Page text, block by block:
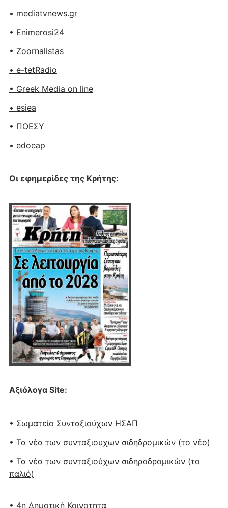
• mediatvnews.gr
• Enimerosi24
• Zoornalistas
• e-tetRadio
• Greek Media on line
• esiea
• ΠΟΕΣΥ
• edoeap
Οι εφημερίδες της Κρήτης:
Αξιόλογα Site:
• Σωματείο Συνταξιούχων ΗΣΑΠ
• Τα νέα των συνταξιουχων σιδηδρομικών (το νέο)
• Τα νέα των συνταξιούχων σιδηροδρομικών (το
παλιό)
• 4η Δημοτική Κοινοτητα